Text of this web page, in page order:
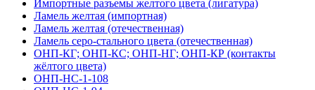
Импортные разъемы желтого цвета (лигатура)
Ламель желтая (импортная)
Ламель желтая (отечественная)
Ламель серо-стального цвета (отечественная)
ОНП-КГ; ОНП-КС; ОНП-НГ; ОНП-КР (контакты
жёлтого цвета)
ОНП-НС-1-108